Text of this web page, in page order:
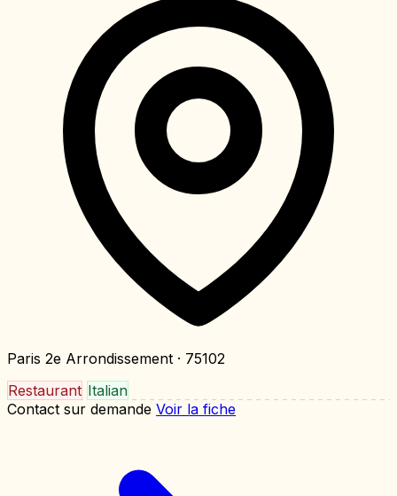
Paris 2e Arrondissement · 75102
Restaurant Italian
Contact sur demande Voir la fiche